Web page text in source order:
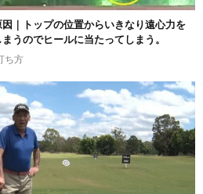
因｜トップの位置からいきなり遠心力を
うのでヒールに当たってしまう。
ち方